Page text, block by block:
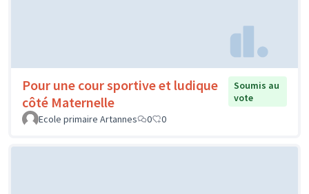
Pour une cour sportive et ludique
côté Maternelle
Soumis au
vote
Ecole primaire Artannes
0 0